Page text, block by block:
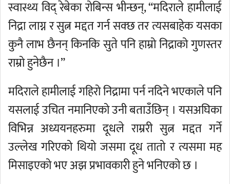
स्वास्थ्य विद् रेबेका रोबिन्स भीन्छन्, “मदिराले हामीलाई
निद्रा लाग्न र सुत्न मद्दत गर्न सक्छ तर त्यसबाहेक यसका
कुनै लाभ छैनन् किनकि सुते पनि हाम्रो निद्राको गुणस्तर
राम्रो हुनेछैन ।”
मदिराले हामीलाई गहिरो निद्रामा पर्न नदिने भएकाले पनि
यसलाई उचित नमानिएको उनी बताउँछिन् । यसअघिका
विभिन्न अध्ययनहरुमा दूधले राम्ररी सुत्न मद्दत गर्ने
उल्लेख गरिएको थियो जसमा दूध तातो र त्यसमा मह
मिसाइएको भए अझ प्रभावकारी हुने भनिएको छ ।